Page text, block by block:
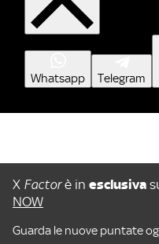
Whatsapp Telegram
X Factorè in esclusiva
NOW
Guarda le nuove puntate